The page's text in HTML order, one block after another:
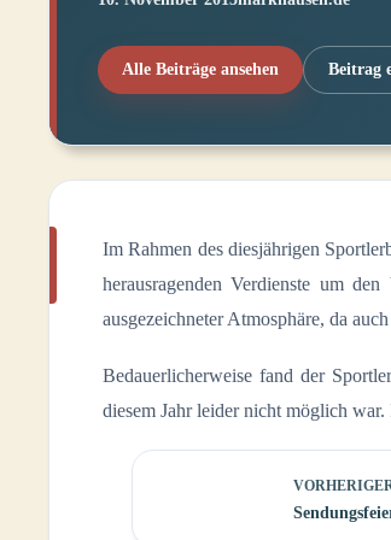
Alle Beiträge ansehen Beitrag
Im Rahmen des diesjährigen
herausragenden Verdienste um
ausgezeichneter Atmosphäre, da
Bedauerlicherweise fand der
diesem Jahr leider nicht möglich